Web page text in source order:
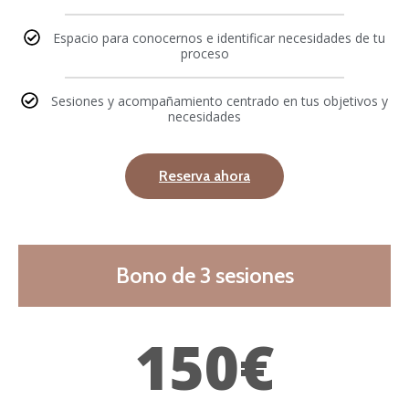
Espacio para conocernos e identificar necesidades de tu
proceso
Sesiones y acompañamiento centrado en tus objetivos y
necesidades
Reserva ahora
Bono de 3 sesiones
150€